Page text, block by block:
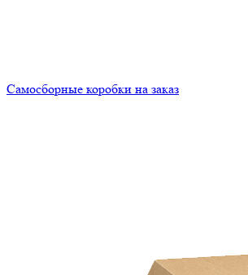
Самосборные коробки на заказ